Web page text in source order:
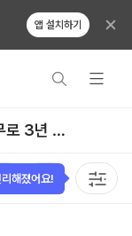
앱 설치하기
로 3년 숙
가 용량 태그
해졌어요!